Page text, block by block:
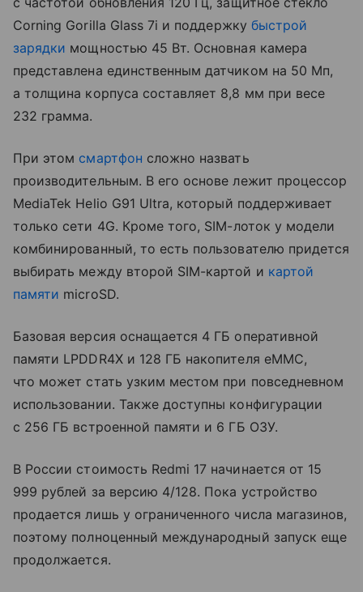
Corning Gorilla Glass 7i и поддержку быстрой
зарядки мощностью 45 Вт. Основная камера
представлена единственным датчиком на 50 Мп,
а толщина корпуса составляет 8,8 мм при весе
232 грамма.
При этом смартфон сложно назвать
производительным. В его основе лежит процессор
MediaTek Helio G91 Ultra, который поддерживает
только сети 4G. Кроме того, SIM-лоток у модели
комбинированный, то есть пользователю придется
выбирать между второй SIM-картой и картой
памяти microSD.
Базовая версия оснащается 4 ГБ оперативной
памяти LPDDR4X и 128 ГБ накопителя eMMC,
что может стать узким местом при повседневном
использовании. Также доступны конфигурации
с 256 ГБ встроенной памяти и 6 ГБ ОЗУ.
В России стоимость Redmi 17 начинается от 15
999 рублей за версию 4/128. Пока устройство
продается лишь у ограниченного числа магазинов,
поэтому полноценный международный запуск еще
продолжается.